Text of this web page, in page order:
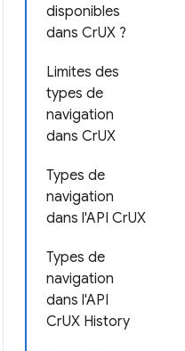
disponibles
dans CrUX ?
Limites des
types de
navigation
dans CrUX
Types de
navigation
dans l'API CrUX
Types de
navigation
dans l'API
CrUX History